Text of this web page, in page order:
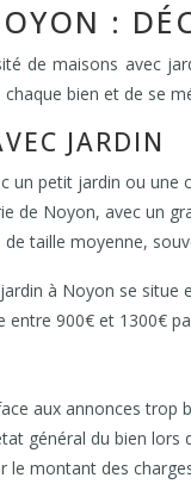
:
de maisons avec
bien et de se
JARDIN
un petit jardin ou une
de Noyon, avec un
taille moyenne,
à Noyon se
900€ et 1300€
aux annonces trop
général du bien lors
le montant des